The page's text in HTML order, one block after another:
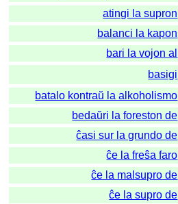
atingi la supron
balanci la kapon
bari la vojon al
basigi
batalo kontraŭ la alkoholismo
bedaŭri la foreston de
ĉasi sur la grundo de
ĉe la freŝa faro
ĉe la malsupro de
ĉe la supro de